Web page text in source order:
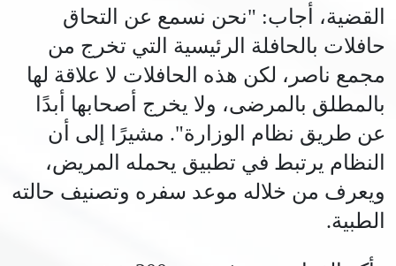
القضية، أجاب: "نحن نسمع عن التحاق
حافلات بالحافلة الرئيسية التي تخرج من
مجمع ناصر، لكن هذه الحافلات لا علاقة لها
بالمطلق بالمرضى، ولا يخرج أصحابها أبدًا
عن طريق نظام الوزارة". مشيرًا إلى أن
النظام يرتبط في تطبيق يحمله المريض،
ويعرف من خلاله موعد سفره وتصنيف حالته
الطبية.